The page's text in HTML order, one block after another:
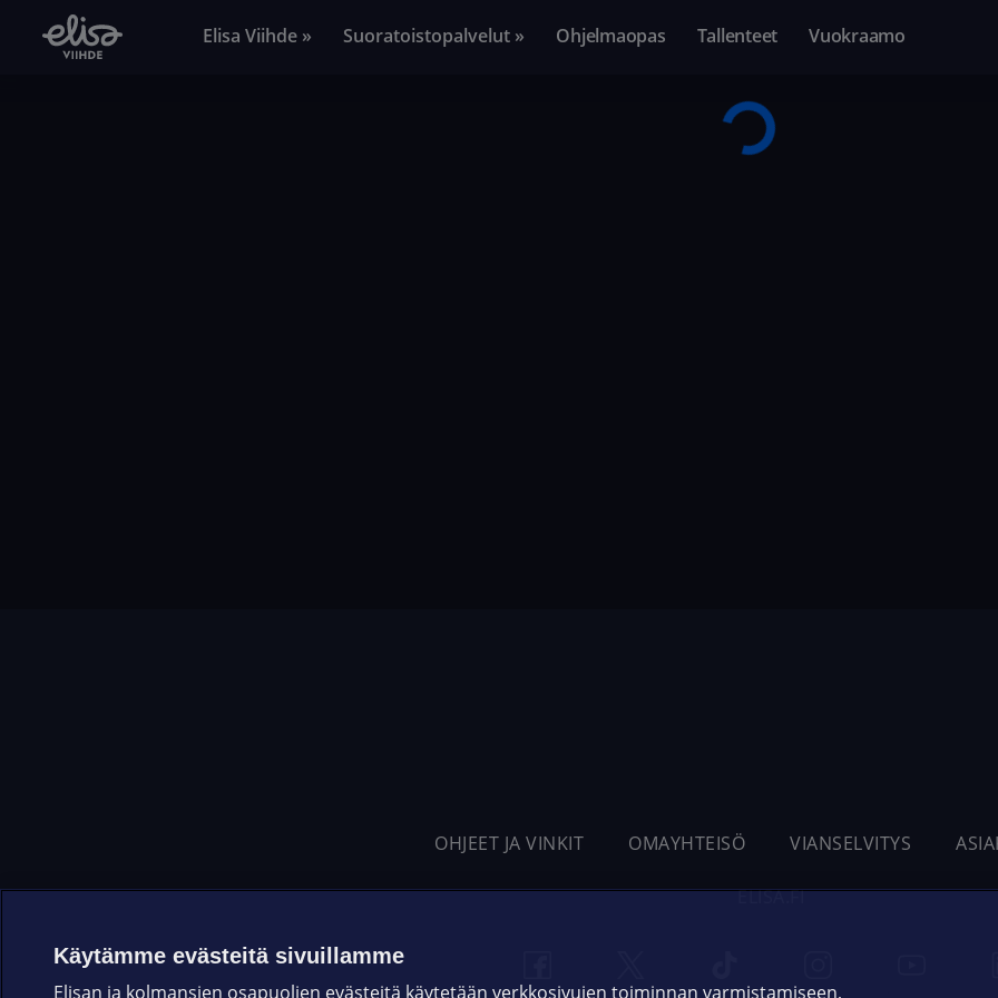
Elisa Viihde » Suoratoistopalvelut » Ohjelmaopas Tallenteet Vuokraamo
OHJEET JA VINKIT OMAYHTEISÖ VIANSELVITYS
ELISA.FI
Käytämme evästeitä sivuillamme
Elisan ja kolmansien osapuolien evästeitä käytetään verkkosivujen toiminnan varmistamiseen,